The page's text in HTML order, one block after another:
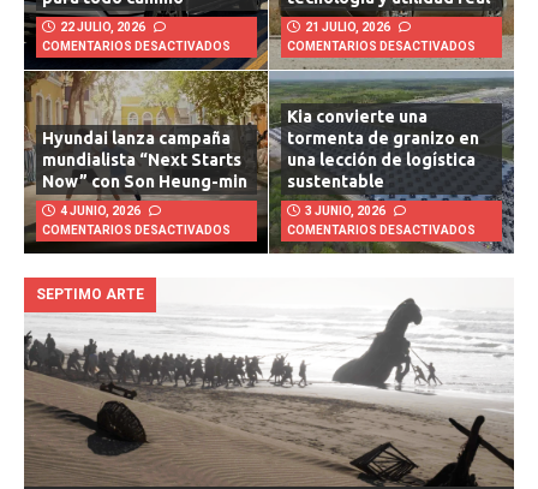
para todo camino
22 JULIO, 2026
COMENTARIOS DESACTIVADOS
tecnología y utilidad real
21 JULIO, 2026
COMENTARIOS DESACTIVADOS
Hyundai lanza campaña
mundialista “Next Starts
Now” con Son Heung-min
4 JUNIO, 2026
COMENTARIOS DESACTIVADOS
Kia convierte una
tormenta de granizo en
una lección de logística
sustentable
3 JUNIO, 2026
COMENTARIOS DESACTIVADOS
SEPTIMO ARTE